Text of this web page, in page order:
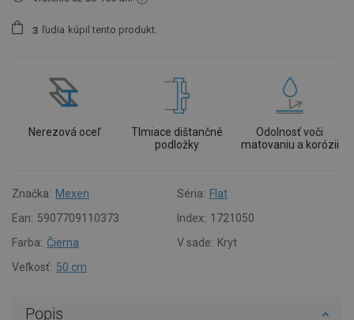
3 ľudia kúpil tento produkt.
Nerezová oceľ
Tlmiace dištančné
podložky
Odolnosť voči
matovaniu a korózii
Značka: Mexen Séria: Flat
Ean: 5907709110373 Index: 1721050
Farba: Čierna V sade: Kryt
Veľkosť: 50 cm
Popis